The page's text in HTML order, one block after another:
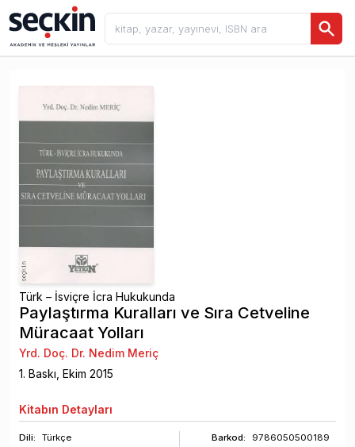
Türk – İsviçre İcra Hukukunda
Paylaştırma Kuralları ve Sıra Cetveline
Müracaat Yolları
Yrd. Doç. Dr. Nedim Meriç
1. Baskı, Ekim 2015
Kitabın Detayları
Dili:
Türkçe
Barkod:
9786050500189